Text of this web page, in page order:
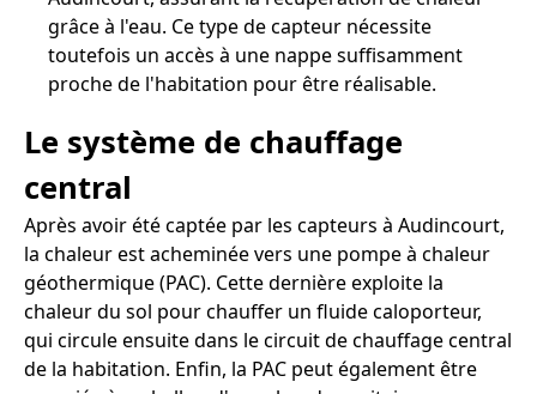
grâce à l'eau. Ce type de capteur nécessite
toutefois un accès à une nappe suffisamment
proche de l'habitation pour être réalisable.
Le système de chauffage
central
Après avoir été captée par les capteurs à Audincourt,
la chaleur est acheminée vers une pompe à chaleur
géothermique (PAC). Cette dernière exploite la
chaleur du sol pour chauffer un fluide caloporteur,
qui circule ensuite dans le circuit de chauffage central
de la habitation. Enfin, la PAC peut également être